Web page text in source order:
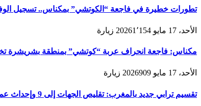
تطورات خطيرة في فاجعة “الكوتشي” بمكناس.. تسجيل الوفاة
الأحد، 17 مايو 2026 1٬154 زيارة
مكناس: فاجعة انحراف عربة “كوتشي” بمنطقة بشريشرة
الأحد، 17 مايو 2026 909 زيارة
تقسيم ترابي جديد بالمغرب: تقليص الجهات إلى 9 وإحداث عمالات جديدة لتعزيز الحكامة والتنمية